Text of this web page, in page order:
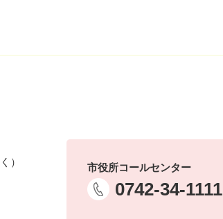
）
市役所コールセンター
0742-34-1111